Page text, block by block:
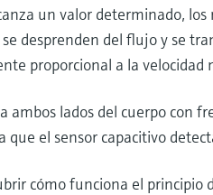
un valor determinado,
desprenden del flujo y se
proporcional a la
ambos lados del cuerpo
que el sensor capacitivo
cómo funciona el